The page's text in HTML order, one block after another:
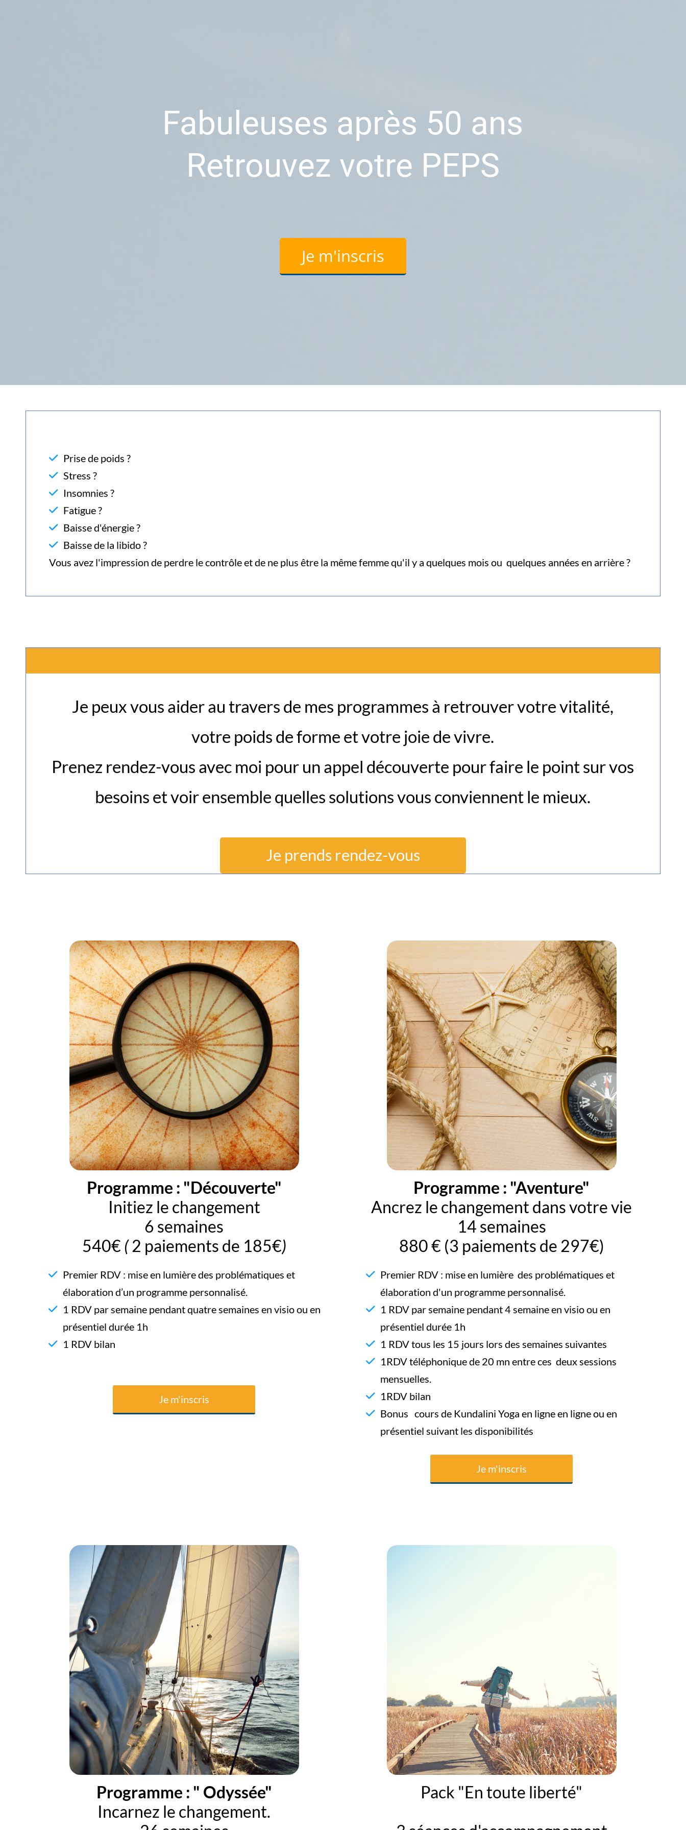
Fabuleuses après 50 ans
Retrouvez votre PEPS
Je m'inscris
Prise de poids ?
Stress ?
Insomnies ?
Fatigue ?
Baisse d'énergie ?
Baisse de la libido ?
Vous avez l'impression de perdre le contrôle et de ne plus être la même femme qu'il y a quelques mois ou quelques années en arrière ?
Je peux vous aider au travers de mes programmes à retrouver votre vitalité,
votre poids de forme et votre joie de vivre.
Prenez rendez-vous avec moi pour un appel découverte pour faire le point sur vos
besoins et voir ensemble quelles solutions vous conviennent le mieux.
Je prends rendez-vous
Programme : "Découverte"
Initiez le changement
6 semaines
540€ (2 paiements de 185€)
Premier RDV : mise en lumière des problématiques et
élaboration d’un programme personnalisé.
1 RDV par semaine pendant quatre semaines en visio ou en
présentiel durée 1h
1 RDV bilan
Je m'inscris
Programme : "Aventure"
Ancrez le changement dans votre vie
14 semaines
880 € (3 paiements de 297€)
Premier RDV : mise en lumière des problématiques et
élaboration d'un programme personnalisé.
1 RDV par semaine pendant 4 semaine en visio ou en
présentiel durée 1h
1 RDV tous les 15 jours lors des semaines suivantes
1RDV téléphonique de 20 mn entre ces deux sessions
mensuelles.
1RDV bilan
Bonus cours de Kundalini Yoga en ligne en ligne ou en
présentiel suivant les disponibilités
Je m'inscris
Programme : " Odyssée"
Incarnez le changement.
Pack "En toute liberté"